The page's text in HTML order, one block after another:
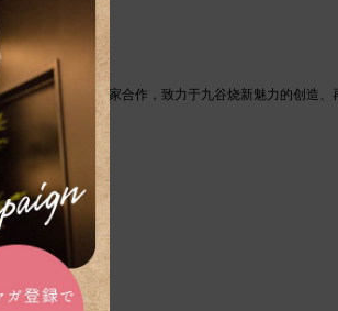
明的九谷烧作家合作，致力于九谷烧新魅力的创造、